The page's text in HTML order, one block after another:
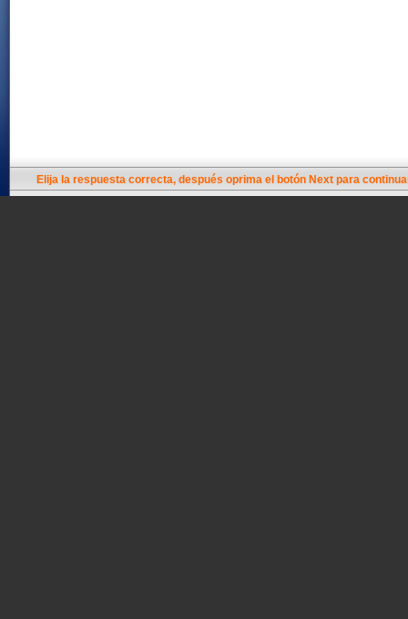
Elija la respuesta correcta, después oprima el botón Next para